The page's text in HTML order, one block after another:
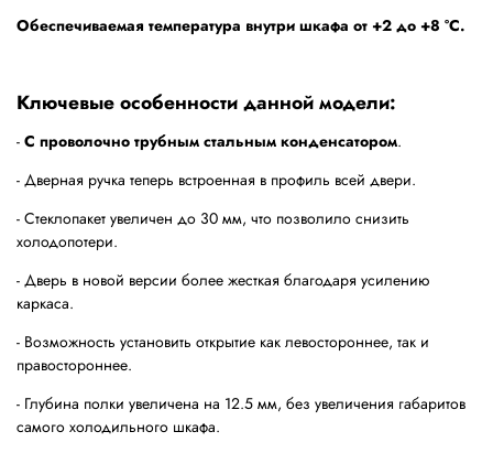
Обеспечиваемая температура внутри шкафа от +2 до +8 °С.
Ключевые особенности данной модели:
- С проволочно трубным стальным конденсатором.
- Дверная ручка теперь встроенная в профиль всей двери.
- Стеклопакет увеличен до 30 мм, что позволило снизить
холодопотери.
- Дверь в новой версии более жесткая благодаря усилению
каркаса.
- Возможность установить открытие как левостороннее, так и
правостороннее.
- Глубина полки увеличена на 12.5 мм, без увеличения габаритов
самого холодильного шкафа.